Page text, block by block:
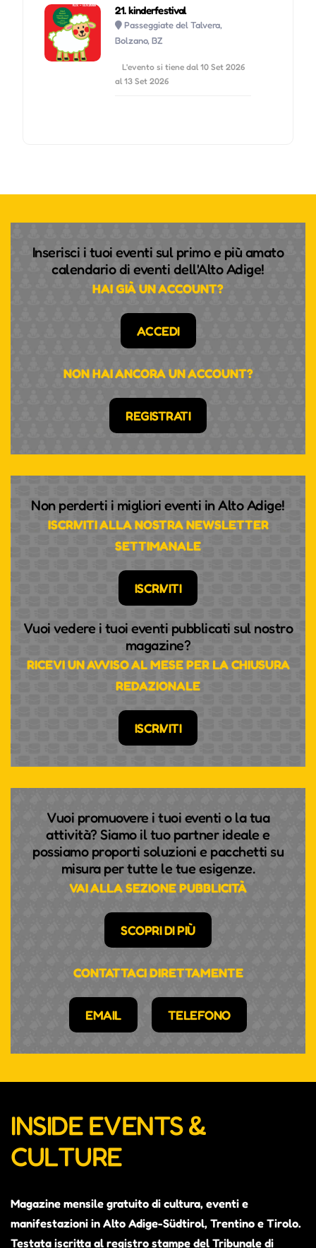
21. kinderfestival
Passeggiate del Talvera,
Bolzano, BZ
L'evento si tiene dal 10 Set 2026
al 13 Set 2026
Inserisci i tuoi eventi sul primo e più amato
calendario di eventi dell'Alto Adige!
HAI GIÀ UN ACCOUNT?
ACCEDI
NON HAI ANCORA UN ACCOUNT?
REGISTRATI
Non perderti i migliori eventi in Alto Adige!
ISCRIVITI ALLA NOSTRA NEWSLETTER
SETTIMANALE
ISCRIVITI
Vuoi vedere i tuoi eventi pubblicati sul nostro
magazine?
RICEVI UN AVVISO AL MESE PER LA CHIUSURA
REDAZIONALE
ISCRIVITI
Vuoi promuovere i tuoi eventi o la tua
attività? Siamo il tuo partner ideale e
possiamo proporti soluzioni e pacchetti su
misura per tutte le tue esigenze.
VAI ALLA SEZIONE PUBBLICITÀ
SCOPRI DI PIÙ
CONTATTACI DIRETTAMENTE
EMAIL TELEFONO
INSIDE EVENTS &
CULTURE
Magazine mensile gratuito di cultura, eventi e
manifestazioni in Alto Adige-Südtirol, Trentino e Tirolo.
Testata iscritta al registro stampe del Tribunale di